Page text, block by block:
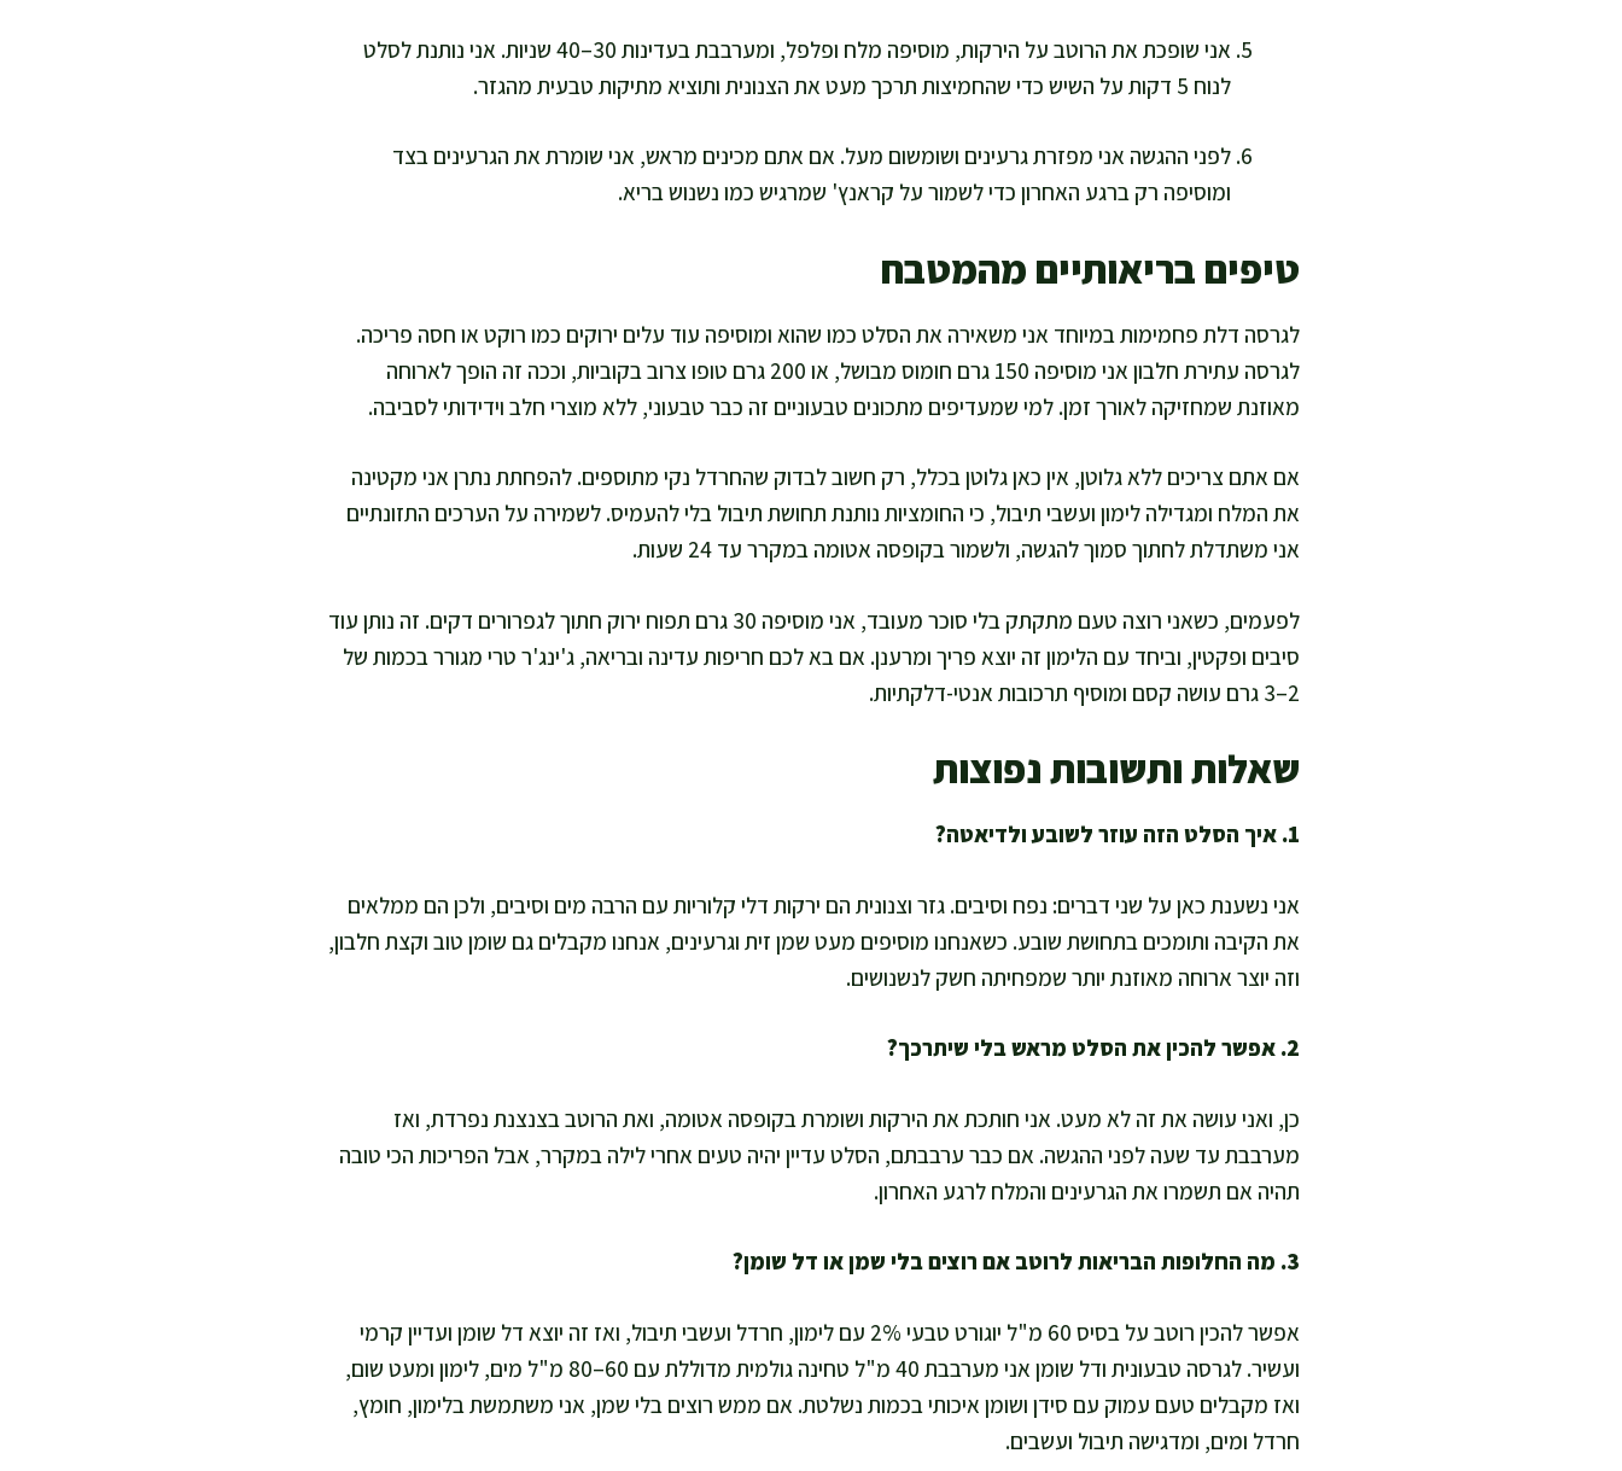
אני שופכת את הרוטב על הירקות, מוסיפה מלח ופלפל, ומערבבת בעדינות 30–40 שניות. אני נותנת לסלט
לנוח 5 דקות על השיש כדי שהחמיצות תרכך מעט את הצנונית ותוציא מתיקות טבעית מהגזר.
לפני ההגשה אני מפזרת גרעינים ושומשום מעל. אם אתם מכינים מראש, אני שומרת את הגרעינים בצד
ומוסיפה רק ברגע האחרון כדי לשמור על קראנץ' שמרגיש כמו נשנוש בריא.
טיפים בריאותיים מהמטבח
לגרסה דלת פחמימות במיוחד אני משאירה את הסלט כמו שהוא ומוסיפה עוד עלים ירוקים כמו רוקט או חסה פריכה.
לגרסה עתירת חלבון אני מוסיפה 150 גרם חומוס מבושל, או 200 גרם טופו צרוב בקוביות, וככה זה הופך לארוחה
מאוזנת שמחזיקה לאורך זמן. למי שמעדיפים מתכונים טבעוניים זה כבר טבעוני, ללא מוצרי חלב וידידותי לסביבה.
אם אתם צריכים ללא גלוטן, אין כאן גלוטן בכלל, רק חשוב לבדוק שהחרדל נקי מתוספים. להפחתת נתרן אני מקטינה
את המלח ומגדילה לימון ועשבי תיבול, כי החומציות נותנת תחושת תיבול בלי להעמיס. לשמירה על הערכים התזונתיים
אני משתדלת לחתוך סמוך להגשה, ולשמור בקופסה אטומה במקרר עד 24 שעות.
לפעמים, כשאני רוצה טעם מתקתק בלי סוכר מעובד, אני מוסיפה 30 גרם תפוח ירוק חתוך לגפרורים דקים. זה נותן עוד
סיבים ופקטין, וביחד עם הלימון זה יוצא פריך ומרענן. אם בא לכם חריפות עדינה ובריאה, ג'ינג'ר טרי מגורר בכמות של
2–3 גרם עושה קסם ומוסיף תרכובות אנטי-דלקתיות.
שאלות ותשובות נפוצות
1. איך הסלט הזה עוזר לשובע ולדיאטה?
אני נשענת כאן על שני דברים: נפח וסיבים. גזר וצנונית הם ירקות דלי קלוריות עם הרבה מים וסיבים, ולכן הם ממלאים
את הקיבה ותומכים בתחושת שובע. כשאנחנו מוסיפים מעט שמן זית וגרעינים, אנחנו מקבלים גם שומן טוב וקצת חלבון,
וזה יוצר ארוחה מאוזנת יותר שמפחיתה חשק לנשנושים.
2. אפשר להכין את הסלט מראש בלי שיתרכך?
כן, ואני עושה את זה לא מעט. אני חותכת את הירקות ושומרת בקופסה אטומה, ואת הרוטב בצנצנת נפרדת, ואז
מערבבת עד שעה לפני ההגשה. אם כבר ערבבתם, הסלט עדיין יהיה טעים אחרי לילה במקרר, אבל הפריכות הכי טובה
תהיה אם תשמרו את הגרעינים והמלח לרגע האחרון.
3. מה החלופות הבריאות לרוטב אם רוצים בלי שמן או דל שומן?
אפשר להכין רוטב על בסיס 60 מ"ל יוגורט טבעי 2% עם לימון, חרדל ועשבי תיבול, ואז זה יוצא דל שומן ועדיין קרמי
ועשיר. לגרסה טבעונית ודל שומן אני מערבבת 40 מ"ל טחינה גולמית מדוללת עם 60–80 מ"ל מים, לימון ומעט שום,
ואז מקבלים טעם עמוק עם סידן ושומן איכותי בכמות נשלטת. אם ממש רוצים בלי שמן, אני משתמשת בלימון, חומץ,
חרדל ומים, ומדגישה תיבול ועשבים.